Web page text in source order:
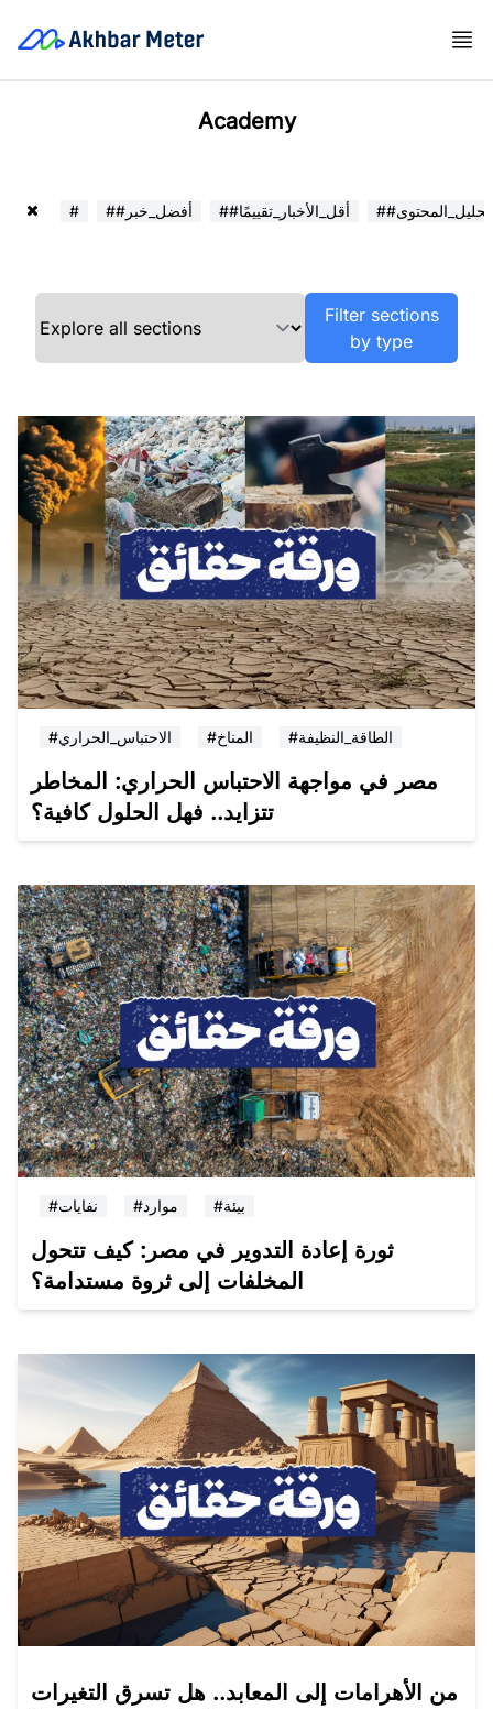
Academy
# ##أفضل_خبر ##أقل_الأخبار_تقييمًا ##تحليل_المحتوى
Filter sections
by type
#الاحتباس_الحراري #المناخ #الطاقة_النظيفة
مصر في مواجهة الاحتباس الحراري: المخاطر
تتزايد.. فهل الحلول كافية؟
#نفايات #موارد #بيئة
ثورة إعادة التدوير في مصر: كيف تتحول
المخلفات إلى ثروة مستدامة؟
من الأهرامات إلى المعابد.. هل تسرق التغيرات